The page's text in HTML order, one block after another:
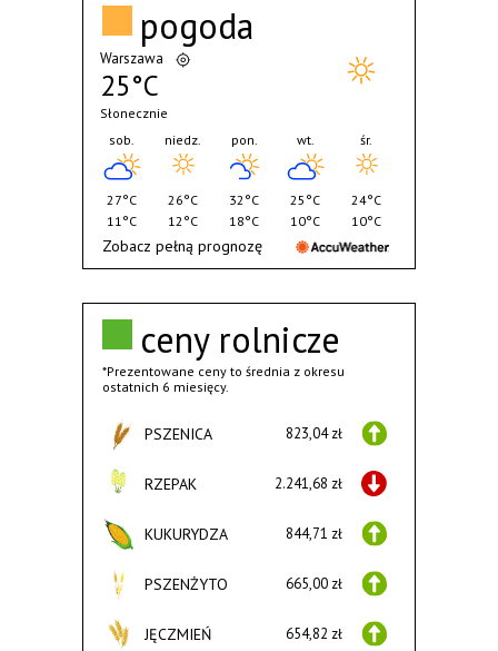
ceny rolnicze
*Prezentowane ceny to średnia z okresu
ostatnich 6 miesięcy.
PSZENICA 823,04 zł
RZEPAK 2.241,68 zł
KUKURYDZA 844,71 zł
PSZENŻYTO 665,00 zł
JĘCZMIEŃ 654,82 zł
pogoda
Warszawa
25°C
Słonecznie
sob.
27°C
11°C
niedz.
26°C
12°C
pon.
32°C
18°C
wt.
25°C
10°C
śr.
24°C
10°C
Zobacz pełną prognozę